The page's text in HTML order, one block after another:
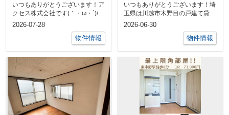
いつもありがとうございます！ア
クセス株式会社です(｀・ω・´)/本
日は！東中野のエリアから2部屋
2026-07-28
物件情報
いつもありがとうございます！埼
玉県は川越市木野目の戸建て貸家
をご紹介いたします(^^)/
2026-06-30
物件情報